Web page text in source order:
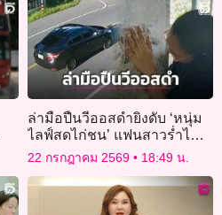
ล่ามือปืนวีออสดำยิงดับ ‘หนุ่ม
ไลฟ์สดไก่ชน’ แฟนสาวร่ำไห้
ใจจะขาด เผยวางแผนแต่งงาน
22 กรกฎาคม 2569 18:49 น.